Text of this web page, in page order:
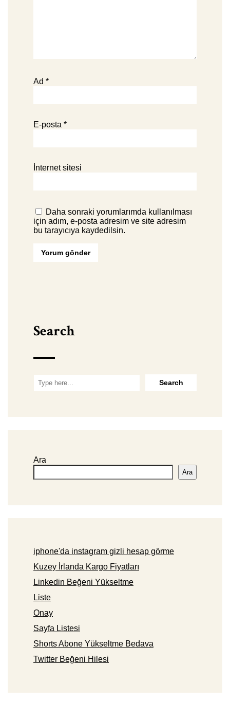
Ad *
E-posta *
İnternet sitesi
Daha sonraki yorumlarımda kullanılması
için adım, e-posta adresim ve site adresim
bu tarayıcıya kaydedilsin.
Search
Ara
Ara
iphone'da instagram gizli hesap görme
Kuzey İrlanda Kargo Fiyatları
Linkedin Beğeni Yükseltme
Liste
Onay
Sayfa Listesi
Shorts Abone Yükseltme Bedava
Twitter Beğeni Hilesi